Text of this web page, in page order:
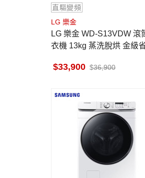
直驅變頻
LG 樂金
LG 樂金 WD-S13VDW 滾
衣機 13kg 蒸洗脫烘 金級省水
33,900 36,900